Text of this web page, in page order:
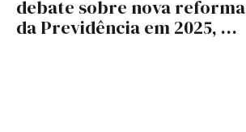
debate sobre nova reforma
da Previdência em 2025, diz